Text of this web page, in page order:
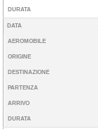
DURATA
DATA
AEROMOBILE
ORIGINE
DESTINAZIONE
PARTENZA
ARRIVO
DURATA